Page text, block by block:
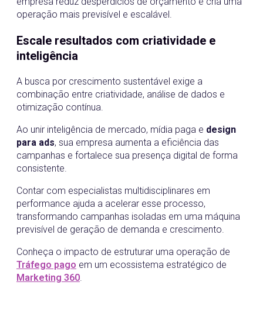
operação mais previsível e escalável.
Escale resultados com criatividade e
inteligência
A busca por crescimento sustentável exige a
combinação entre criatividade, análise de dados e
otimização contínua.
Ao unir inteligência de mercado, mídia paga e design
para ads, sua empresa aumenta a eficiência das
campanhas e fortalece sua presença digital de forma
consistente.
Contar com especialistas multidisciplinares em
performance ajuda a acelerar esse processo,
transformando campanhas isoladas em uma máquina
previsível de geração de demanda e crescimento.
Conheça o impacto de estruturar uma operação de
Tráfego pago em um ecossistema estratégico de
Marketing 360.